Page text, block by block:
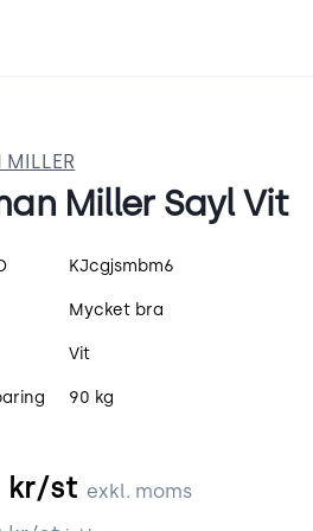
MILLER
Miller Sayl Vit
KJcgjsmbm6
Mycket bra
Vit
90 kg
kr/st exkl. moms